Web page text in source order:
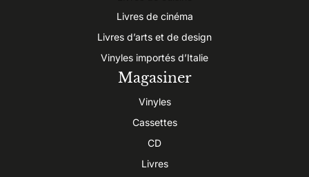
Livres de cinéma
Livres d’arts et de design
Vinyles importés d’Italie
Magasiner
Vinyles
Cassettes
CD
Livres